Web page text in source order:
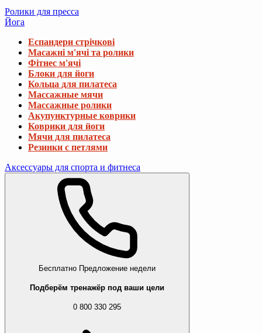
Ролики для пресса
Йога
Еспандери стрічкові
Масажні м'ячі та ролики
Фітнес м'ячі
Блоки для йоги
Кольца для пилатеса
Массажные мячи
Массажные ролики
Акупунктурные коврики
Коврики для йоги
Мячи для пилатеса
Резинки с петлями
Аксессуары для спорта и фитнеса
Бесплатно Предложение недели
Подберём тренажёр под ваши цели
0 800 330 295